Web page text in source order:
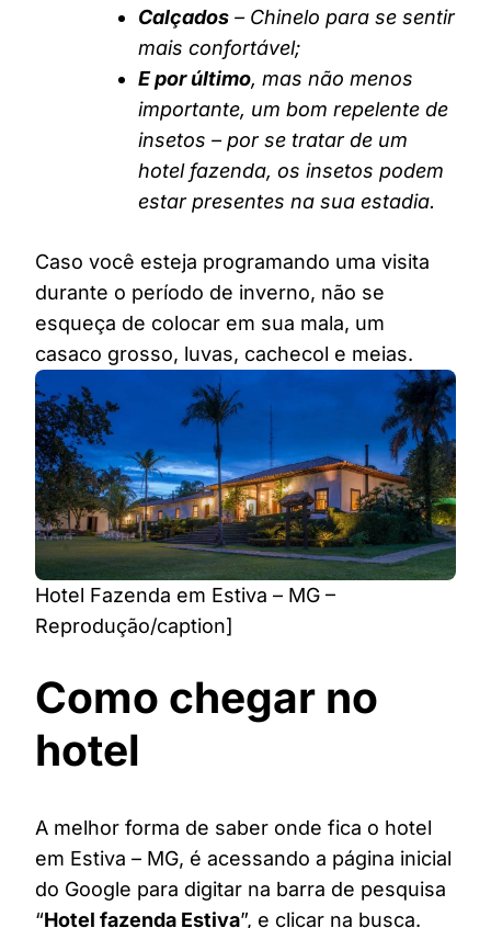
Calçados – Chinelo para se sentir
mais confortável;
E por último, mas não menos
importante, um bom repelente de
insetos – por se tratar de um
hotel fazenda, os insetos podem
estar presentes na sua estadia.
Caso você esteja programando uma visita
durante o período de inverno, não se
esqueça de colocar em sua mala, um
casaco grosso, luvas, cachecol e meias.
Hotel Fazenda em Estiva – MG –
Reprodução/caption]
Como chegar no
hotel
A melhor forma de saber onde fica o hotel
em Estiva – MG, é acessando a página inicial
do Google para digitar na barra de pesquisa
“Hotel fazenda Estiva”, e clicar na busca.